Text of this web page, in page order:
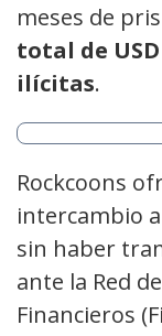
meses de
total de
ilícitas.
Rockcoons
intercambio
sin haber
ante la Red
Financieros